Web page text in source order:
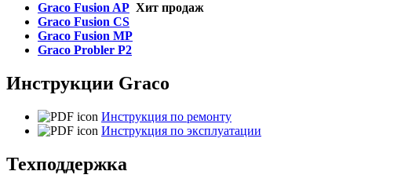
Graco Fusion AP Хит продаж
Graco Fusion CS
Graco Fusion MP
Graco Probler P2
Инструкции Graco
Инструкция по ремонту
Инструкция по эксплуатации
Техподдержка